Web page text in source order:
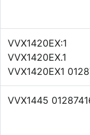
VVX1420EX:1
VVX1420EX.1
VVX1420EX1
VVX1445